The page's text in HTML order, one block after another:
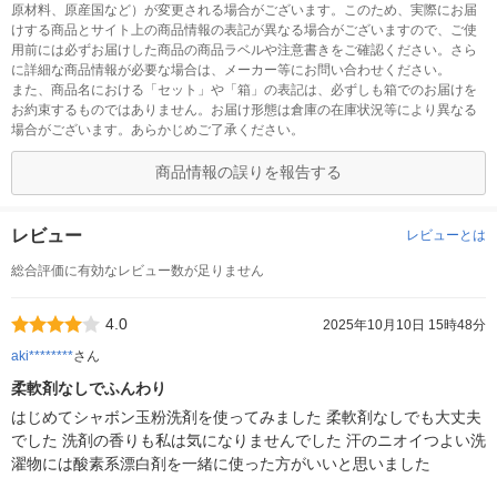
原材料、原産国など）が変更される場合がございます。このため、実際にお届
けする商品とサイト上の商品情報の表記が異なる場合がございますので、ご使
用前には必ずお届けした商品の商品ラベルや注意書きをご確認ください。さら
に詳細な商品情報が必要な場合は、メーカー等にお問い合わせください。
また、商品名における「セット」や「箱」の表記は、必ずしも箱でのお届けを
お約束するものではありません。お届け形態は倉庫の在庫状況等により異なる
場合がございます。あらかじめご了承ください。
商品情報の誤りを報告する
レビュー レビューとは
総合評価に有効なレビュー数が足りません
4.0
2025年10月10日 15時48分
aki********さん
柔軟剤なしでふんわり
はじめてシャボン玉粉洗剤を使ってみました 柔軟剤なしでも大丈夫
でした 洗剤の香りも私は気になりませんでした 汗のニオイつよい洗
濯物には酸素系漂白剤を一緒に使った方がいいと思いました